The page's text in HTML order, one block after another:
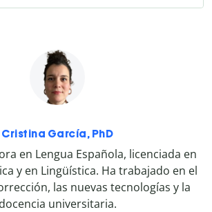
Cristina García, PhD
en Lengua Española, licenciada en
y en Lingüística. Ha trabajado en el
las nuevas tecnologías y la
docencia universitaria.